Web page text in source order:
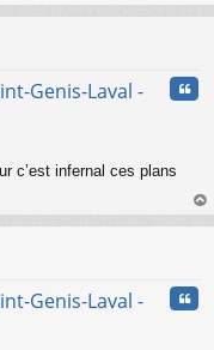
au
Genis-Laval -
c’est infernal ces plans
au
Genis-Laval -